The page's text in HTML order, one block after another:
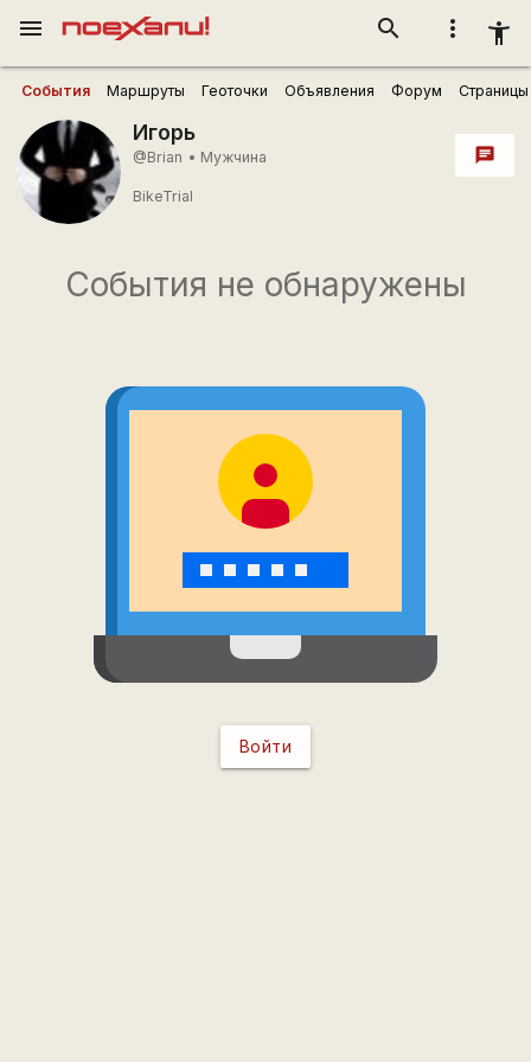
more_vert accessibility_new
search
menu
События Маршруты Геоточки Объявления Форум Страницы
Игорь
@Brian • Мужчина
BikeTrial
chat
События не обнаружены
Войти